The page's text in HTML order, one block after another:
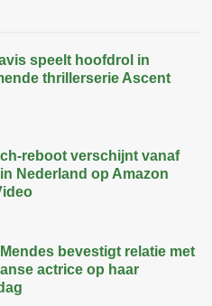
speelt hoofdrol in
thrillerserie Ascent
reboot verschijnt vanaf
Nederland op Amazon
bevestigt relatie met
actrice op haar